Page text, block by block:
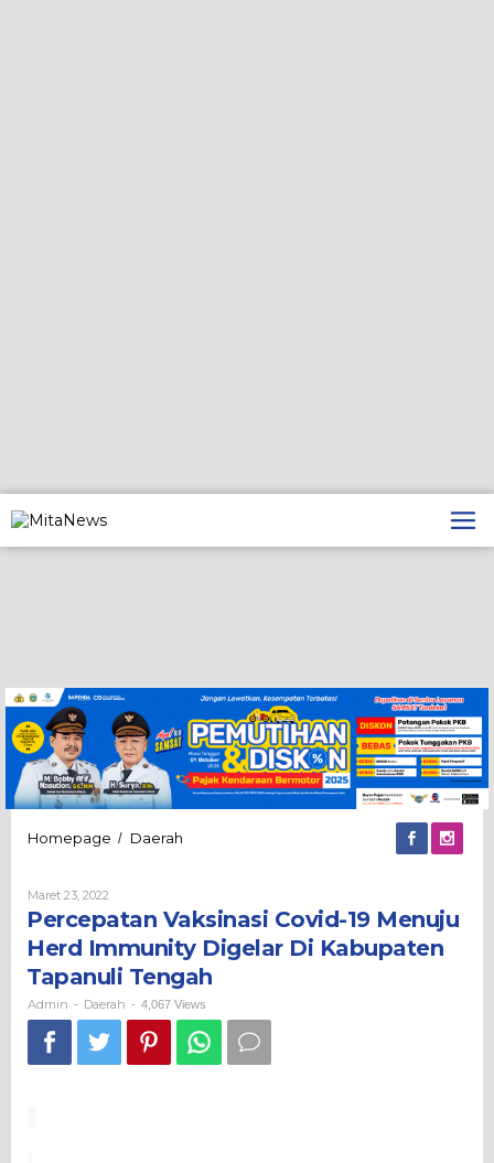
ke
konten
Homepage / Daerah
Menuju
Immunity
Digelar
Kabupaten
Tapanuli
Tengah
Maret 23, 2022
Percepatan Vaksinasi Covid-19 Menuju
Herd Immunity Digelar Di Kabupaten
Tapanuli Tengah
Admin - Daerah - 4,067 Views